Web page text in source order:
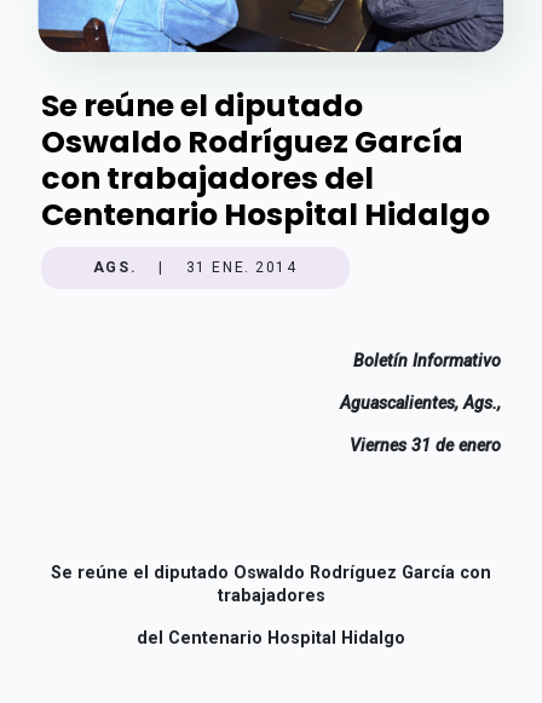
Se reúne el diputado
Oswaldo Rodríguez García
con trabajadores del
Centenario Hospital Hidalgo
AGS. 31 ENE. 2014
Boletín Informativo
Aguascalientes, Ags.,
Viernes 31 de enero
Se reúne el diputado Oswaldo Rodríguez García con
trabajadores
del Centenario Hospital Hidalgo